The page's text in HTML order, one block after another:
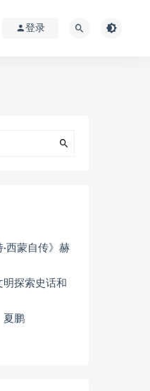
登录
·西蒙自传》赫
明探索史话和
夏鹏